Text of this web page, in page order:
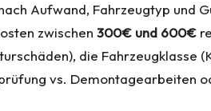
Aufwand, Fahrzeugtyp und
zwischen 300€ und 600€
die Fahrzeugklasse
vs. Demontagearbeiten